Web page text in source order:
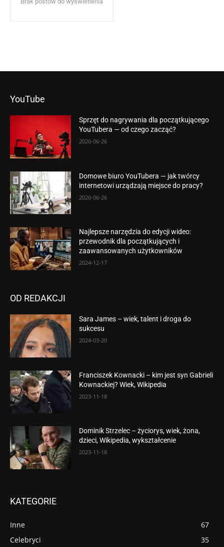
YouTube
Sprzęt do nagrywania dla początkującego
YouTubera — od czego zacząć?
2026-06-26
Domowe biuro YouTubera — jak twórcy
internetowi urządzają miejsce do pracy?
2026-06-26
Najlepsze narzędzia do edycji wideo:
przewodnik dla początkujących i
zaawansowanych użytkowników
2024-12-17
OD REDAKCJI
Sara James – wiek, talent i droga do
sukcesu
2024-03-20
Franciszek Kownacki – kim jest syn Gabrieli
Kownackiej? Wiek, Wikipedia
2023-11-18
Dominik Strzelec – życiorys, wiek, żona,
dzieci, Wikipedia, wykształcenie
2023-11-18
KATEGORIE
Inne
67
Celebryci
35